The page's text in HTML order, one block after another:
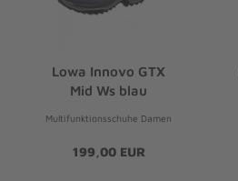
Lowa Innovo GTX
Mid Ws blau
Multifunktionsschuhe Damen
199,00 EUR